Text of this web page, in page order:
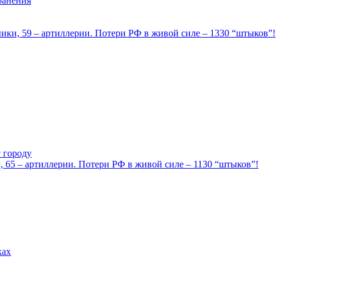
59 – артиллерии. Потери РФ в живой силе – 1330 “штыков”!
городу
– артиллерии. Потери РФ в живой силе – 1130 “штыков”!